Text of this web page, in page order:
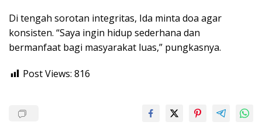
Di tengah sorotan integritas, Ida minta doa agar
konsisten. “Saya ingin hidup sederhana dan
bermanfaat bagi masyarakat luas,” pungkasnya.
Post Views: 816